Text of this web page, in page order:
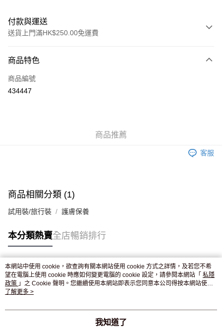
付款與運送
送貨上門滿HK$250.00免運費
信用卡
Apple Pay
付款後門市自取，訂單確認後2-4個工作天到店，7天內取。逾期後
商品特色
商品編號
434447
商品推薦
客服
商品相關分類 (1)
試用裝/旅行裝 護膚保養
本分類熱賣全店暢銷排行
熱門標籤
熱銷排行
本網站中使用 cookie，欲查詢有關本網站使用 cookie 方式之詳情，及若您不希
望在電腦上使用 cookie 時應如何變更電腦的 cookie 設定，請參閱本網站「 私隱
政策 」之 Cookie 聲明。您繼續使用本網站即表示您同意本公司得按本網站使用
條款之 Cookie 聲明使用 cookie。
了解更多 >
我知道了